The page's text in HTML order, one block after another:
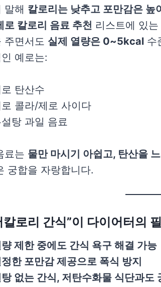
말해 칼로리는 낮추고 포만감은 높
로 칼로리 음료 추천 리스트에 있
주면서도 실제 열량은 0~5kcal 수
예로는:
탄산수
콜라/제로 사이다
탕 과일 음료
료는 물만 마시기 아쉽고, 탄산을
궁합을 자랑합니다.
칼로리 간식”이 다이어터의
제한 중에도 간식 욕구 해결 가능
한 포만감 제공으로 폭식 방지
없는 간식, 저탄수화물 식단과도